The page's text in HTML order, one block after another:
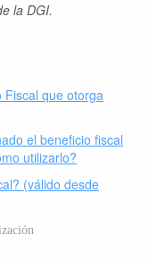
la DGI.
Fiscal que otorga
el beneficio fiscal
utilizarlo?
(válido desde